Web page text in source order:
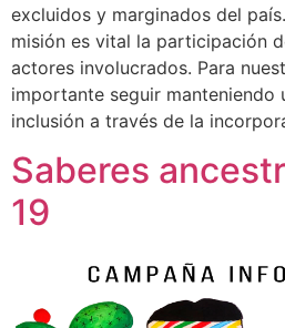
excluidos y marginados del
misión es vital la participación
actores involucrados. Para
importante seguir manteniendo
inclusión a través de la
Saberes
19